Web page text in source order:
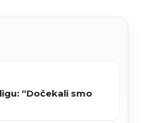
“Dočekali smo